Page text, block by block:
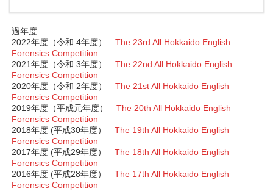
過年度
2022年度（令和 4年度）The 23rd All Hokkaido English
Forensics Competition
2021年度（令和 3年度）The 22nd All Hokkaido English
Forensics Competition
2020年度（令和 2年度）The 21st All Hokkaido English
Forensics Competition
2019年度（平成元年度）The 20th All Hokkaido English
Forensics Competition
2018年度 (平成30年度）The 19th All Hokkaido English
Forensics Competition
2017年度 (平成29年度）The 18th All Hokkaido English
Forensics Competition
2016年度 (平成28年度）The 17th All Hokkaido English
Forensics Competition